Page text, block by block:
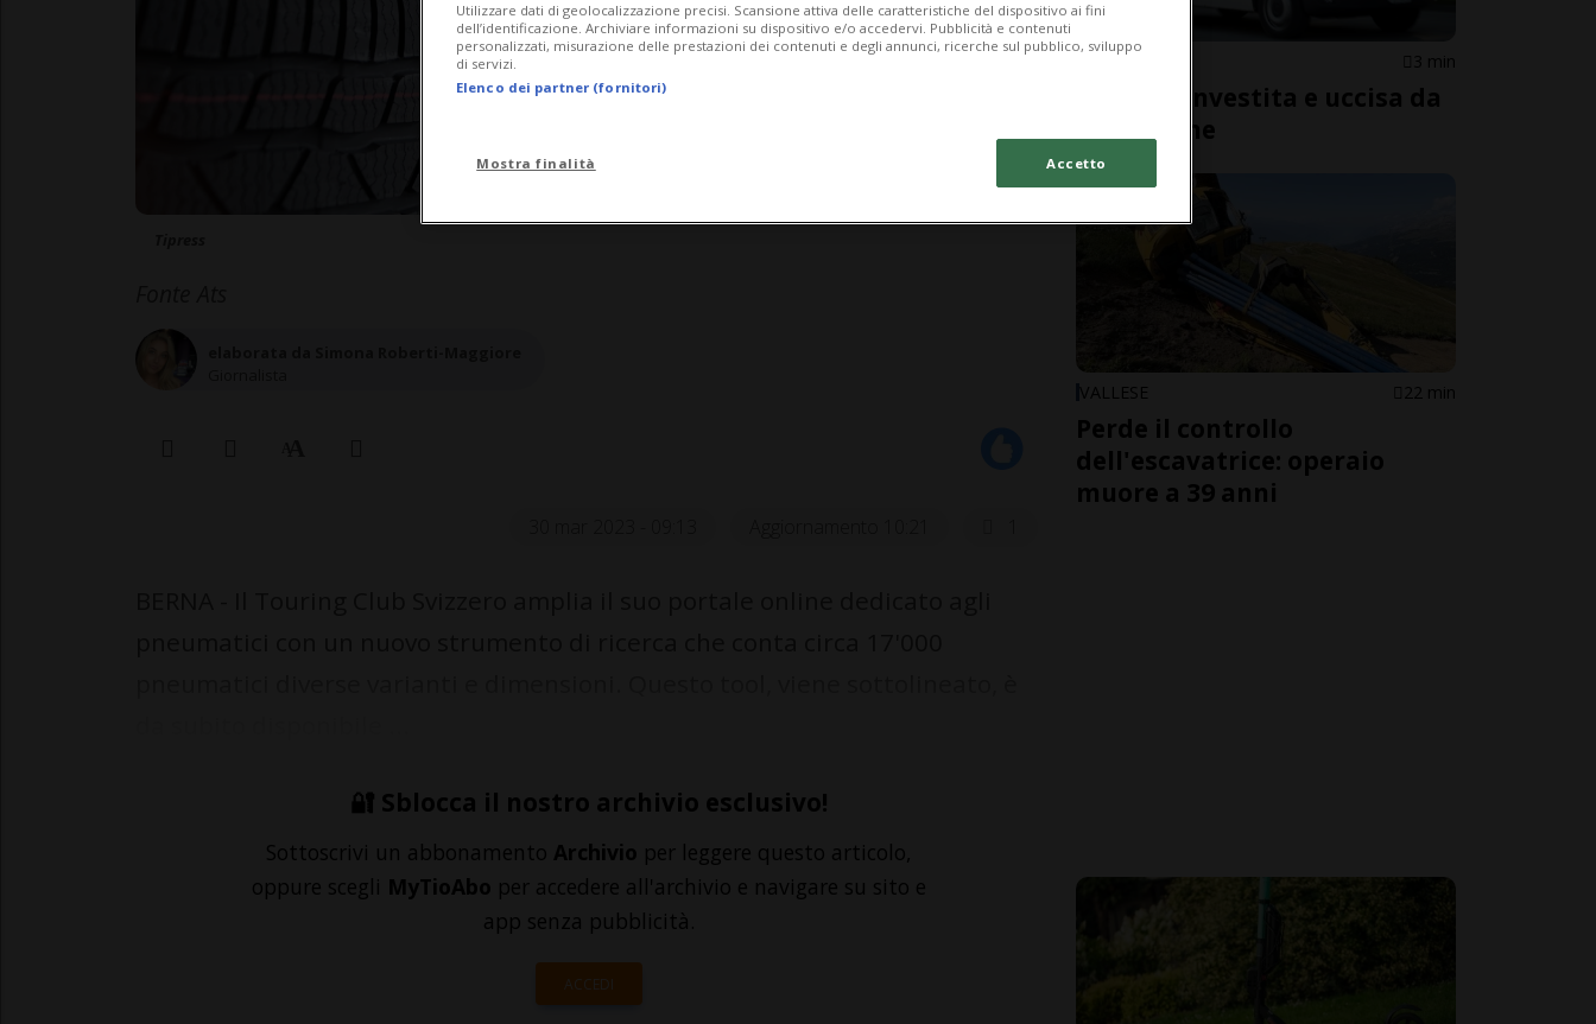
🔐 Sblocca il nostro archivio esclusivo!
Sottoscrivi un abbonamento Archivio per leggere questo articolo,
oppure scegli MyTioAbo per accedere all'archivio e navigare su sito e
app senza pubblicità.
ACCEDI
SCIAFFUSA 3 min
Anziana investita e uccisa da
un furgone
VALLESE 22 min
Perde il controllo
dell'escavatrice: operaio
muore a 39 anni
Utilizzare dati di geolocalizzazione precisi. Scansione attiva delle caratteristiche del dispositivo ai fini
dell’identificazione. Archiviare informazioni su dispositivo e/o accedervi. Pubblicità e contenuti
personalizzati, misurazione delle prestazioni dei contenuti e degli annunci, ricerche sul pubblico, sviluppo
di servizi.
Elenco dei partner (fornitori)
Mostra finalità Accetto